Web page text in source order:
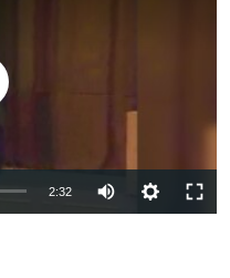
available
2:32